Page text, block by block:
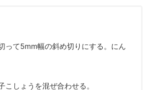
って5mm幅の斜め切りにする。にん
こしょうを混ぜ合わせる。